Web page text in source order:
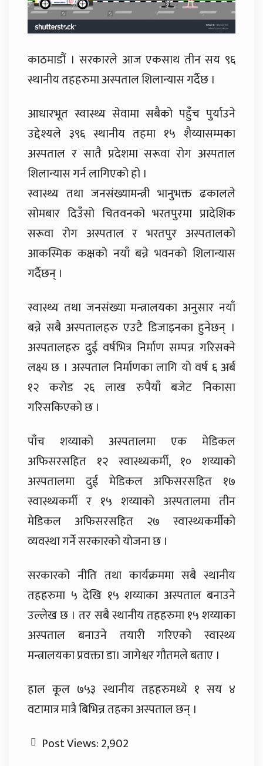
काठमाडौं । सरकारले आज एकसाथ तीन सय ९६
स्थानीय तहहरुमा अस्पताल शिलान्यास गर्दैछ ।
आधारभूत स्वास्थ्य सेवामा सबैको पहुँच पुर्याउने
उद्देश्यले ३९६ स्थानीय तहमा १५ शैय्यासम्मका
अस्पताल र सातै प्रदेशमा सरूवा रोग अस्पताल
शिलान्यास गर्न लागिएको हो ।
स्वास्थ्य तथा जनसंख्यामन्त्री भानुभक्त ढकालले
सोमबार दिउँसो चितवनको भरतपुरमा प्रादेशिक
सरूवा रोग अस्पताल र भरतपुर अस्पतालको
आकस्मिक कक्षको नयाँ बन्ने भवनको शिलान्यास
गर्दैछन् ।
स्वास्थ्य तथा जनसंख्या मन्त्रालयका अनुसार नयाँ
बन्ने सबै अस्पतालहरु एउटै डिजाइनका हुनेछन् ।
अस्पतालहरु दुई वर्षभित्र निर्माण सम्पन्न गरिसक्ने
लक्ष्य छ । अस्पताल निर्माणका लागि यो वर्ष ६ अर्ब
१२ करोड २६ लाख रुपैयाँ बजेट निकासा
गरिसकिएको छ ।
पाँच शय्याको अस्पतालमा एक मेडिकल
अफिसरसहित १२ स्वास्थ्यकर्मी, १० शय्याको
अस्पतालमा दुई मेडिकल अफिसरसहित १७
स्वास्थ्यकर्मी र १५ शय्याको अस्पतालमा तीन
मेडिकल अफिसरसहित २७ स्वास्थ्यकर्मीको
व्यवस्था गर्ने सरकारको योजना छ ।
सरकारको नीति तथा कार्यक्रममा सबै स्थानीय
तहहरुमा ५ देखि १५ शय्याका अस्पताल बनाउने
उल्लेख छ । तर सबै स्थानीय तहहरुमा १५ शय्याका
अस्पताल बनाउने तयारी गरिएको स्वास्थ्य
मन्त्रालयका प्रवक्ता डा। जागेश्वर गौतमले बताए ।
हाल कूल ७५३ स्थानीय तहहरुमध्ये १ सय ४
वटामात्र मात्रै बिभिन्न तहका अस्पताल छन् ।
Post Views:2,902